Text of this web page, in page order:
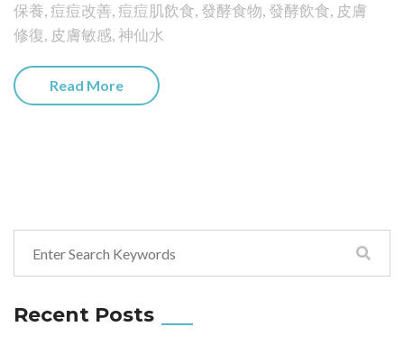
保養,痘痘改善,痘痘肌飲食, 發酵食物, 發酵飲食, 皮膚
修復, 皮膚敏感,神仙水
Read More
Recent Posts